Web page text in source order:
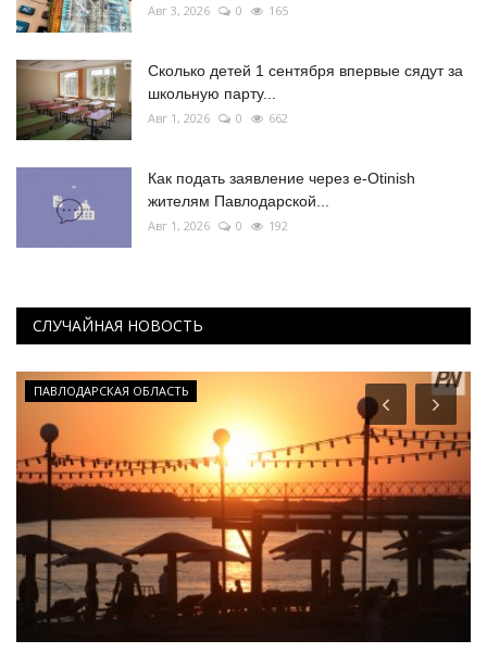
Авг 3, 2026 0 165
Сколько детей 1 сентября впервые сядут за
школьную парту...
Авг 1, 2026 0 662
Как подать заявление через e-Otinish
жителям Павлодарской...
Авг 1, 2026 0 192
СЛУЧАЙНАЯ НОВОСТЬ
Летний спорт